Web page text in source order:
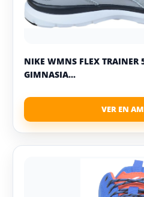
NIKE WMNS FLEX TRAINER
GIMNASIA...